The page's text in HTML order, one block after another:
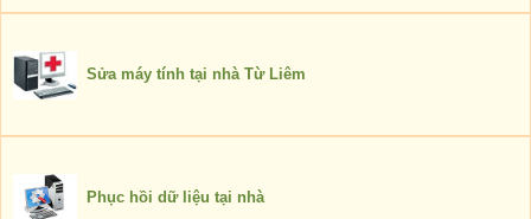
Sửa máy tính tại nhà Từ Liêm
Phục hồi dữ liệu tại nhà